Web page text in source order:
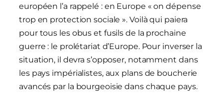
européen l’a rappelé : en Europe « on dépense
trop en protection sociale ». Voilà qui paiera
pour tous les obus et fusils de la prochaine
guerre : le prolétariat d’Europe. Pour inverser la
situation, il devra s’opposer, notamment dans
les pays impérialistes, aux plans de boucherie
avancés par la bourgeoisie dans chaque pays.